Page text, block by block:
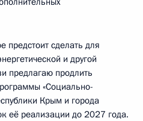
предстоит сделать для
и другой
предлагаю продлить
«Социально-
Крым и города
её реализации до 2027 года.